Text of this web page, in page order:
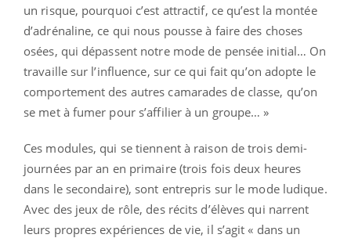
un risque, pourquoi c’est attractif, ce qu’est la montée
d’adrénaline, ce qui nous pousse à faire des choses
osées, qui dépassent notre mode de pensée initial… On
travaille sur l’influence, sur ce qui fait qu’on adopte le
comportement des autres camarades de classe, qu’on
se met à fumer pour s’affilier à un groupe… »
Ces modules, qui se tiennent à raison de trois demi-
journées par an en primaire (trois fois deux heures
dans le secondaire), sont entrepris sur le mode ludique.
Avec des jeux de rôle, des récits d’élèves qui narrent
leurs propres expériences de vie, il s’agit « dans un